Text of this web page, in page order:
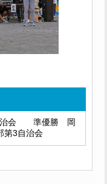
治会 準優勝 岡
第3自治会